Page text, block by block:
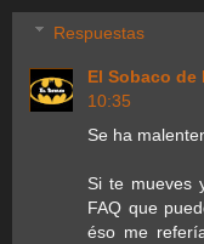
Respuestas
El Sobaco de
10:35
Se ha
Si te mueves
FAQ que
éso me